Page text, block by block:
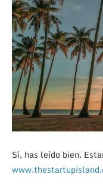
Sí, has leído bien.